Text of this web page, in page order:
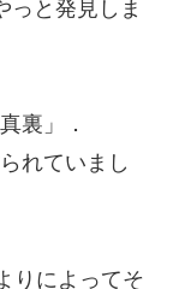
っと発見しま
裏」．
れていまし
りによってそ